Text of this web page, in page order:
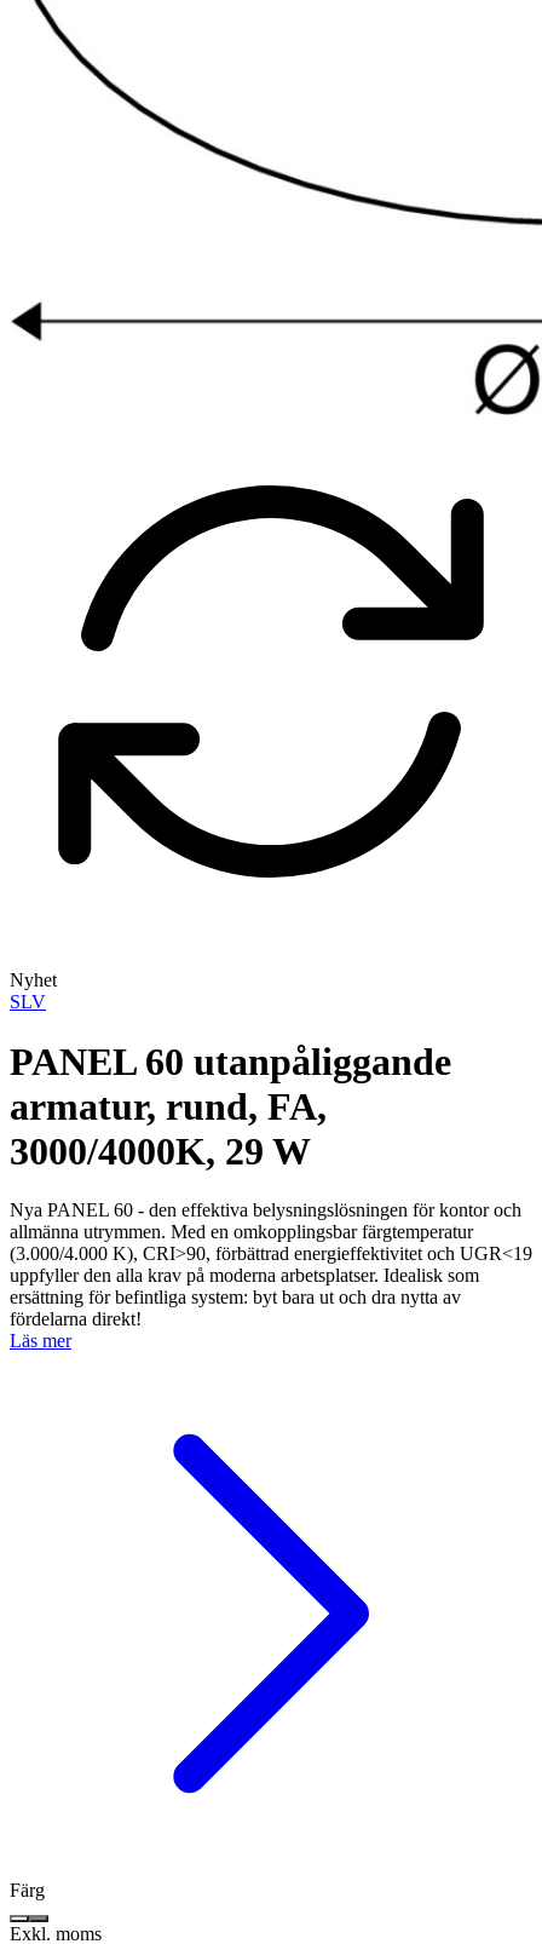
Nyhet
SLV
PANEL 60 utanpåliggande
armatur, rund, FA,
3000/4000K, 29 W
Nya PANEL 60 - den effektiva belysningslösningen för kontor och
allmänna utrymmen. Med en omkopplingsbar färgtemperatur
(3.000/4.000 K), CRI>90, förbättrad energieffektivitet och UGR<19
uppfyller den alla krav på moderna arbetsplatser. Idealisk som
ersättning för befintliga system: byt bara ut och dra nytta av
fördelarna direkt!
Läs mer
Färg
Exkl. moms